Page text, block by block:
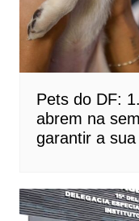
Pets do DF:
abrem na
garantir a sua